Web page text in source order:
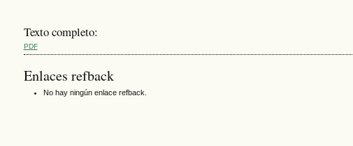
Texto completo:
PDF
Enlaces refback
No hay ningún enlace refback.